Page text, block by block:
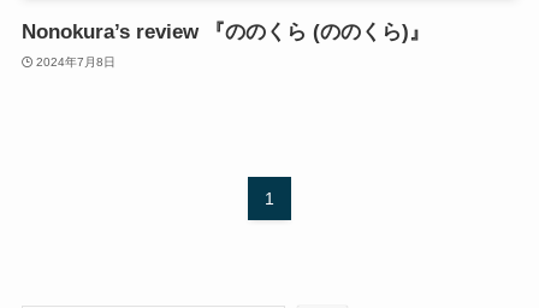
Nonokura’s review 『ののくら (ののくら)』
2024年7月8日
1